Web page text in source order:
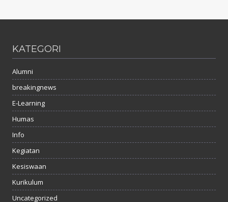
KATEGORI
Alumni
breakingnews
E-Learning
Humas
Info
Kegiatan
Kesiswaan
Kurikulum
Uncategorized